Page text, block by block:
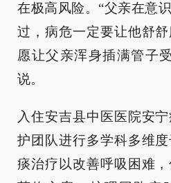
在极高风险。“父亲在意
过，病危一定要让他舒
愿让父亲浑身插满管子
说。
入住安吉县中医医院安
护团队进行多学科多维
痰治疗以改善呼吸困难